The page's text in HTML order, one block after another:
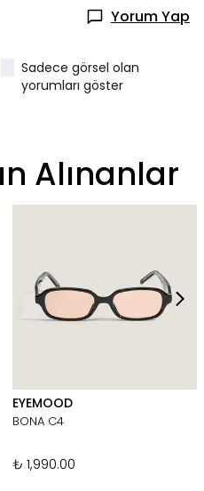
Yorum Yap
Sadece görsel olan
yorumları göster
Alınanlar
EYEMOOD
BONA C4
₺ 1,990.00